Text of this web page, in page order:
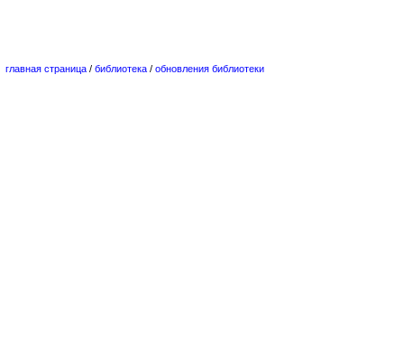
главная страница / библиотека / обновления библиотеки